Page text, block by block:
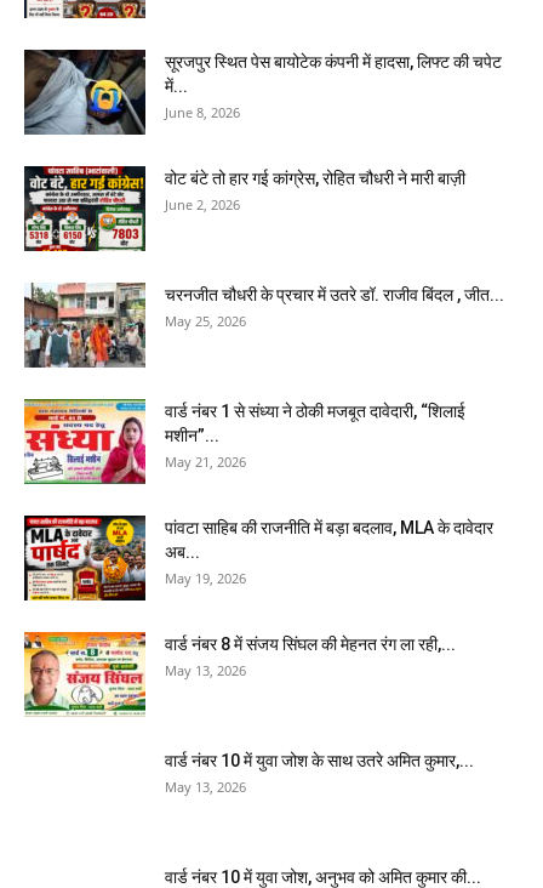
सूरजपुर स्थित पेस बायोटेक कंपनी में हादसा, लिफ्ट की चपेट
में...
June 8, 2026
वोट बंटे तो हार गई कांग्रेस, रोहित चौधरी ने मारी बाज़ी
June 2, 2026
चरनजीत चौधरी के प्रचार में उतरे डॉ. राजीव बिंदल , जीत...
May 25, 2026
वार्ड नंबर 1 से संध्या ने ठोकी मजबूत दावेदारी, “शिलाई
मशीन”...
May 21, 2026
पांवटा साहिब की राजनीति में बड़ा बदलाव, MLA के दावेदार
अब...
May 19, 2026
वार्ड नंबर 8 में संजय सिंघल की मेहनत रंग ला रही,...
May 13, 2026
वार्ड नंबर 10 में युवा जोश के साथ उतरे अमित कुमार,...
May 13, 2026
वार्ड नंबर 10 में युवा जोश, अनुभव को अमित कुमार की...